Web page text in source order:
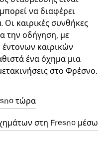
να διαφέρει
Οι καιρικές συνθήκες
την οδήγηση, με
έντονων καιρικών
ένα όχημα μια
στο Φρέσνο.
τώρα
στη Fresno μέσω